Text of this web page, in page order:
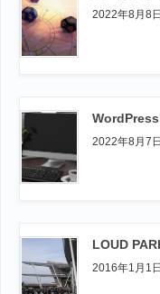
2022年8月8日
WordPress
2022年8月7日
LOUD
2016年1月1日